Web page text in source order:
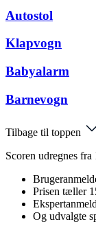
Autostol
Klapvogn
Babyalarm
Barnevogn
Tilbage til toppen
Scoren udregnes
Prisen tæller
Og udvalgte